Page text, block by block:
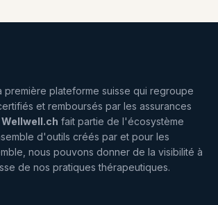
première plateforme suisse qui regroupe
et remboursés par les assurances
Wellwell.ch fait partie de l'écosystème
d'outils créés par et pour les
nous pouvons donner de la visibilité à
de nos pratiques thérapeutiques.